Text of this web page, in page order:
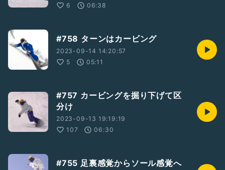
6
06:38
#758 ターンはカービング
2023-09-14 14:20:57
5
05:11
#757 カービングを掘り下げて区
分け
2023-09-13 19:19:19
107
06:30
#755 足裏感覚からソール感覚へ